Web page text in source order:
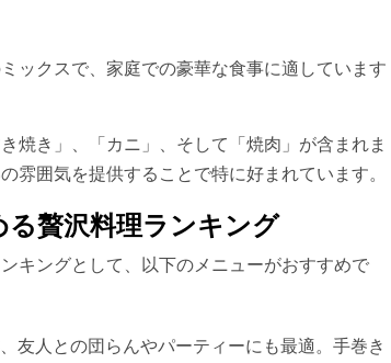
ックスで、家庭での豪華な食事に適しています​​
焼き」、「カニ」、そして「焼肉」が含まれま
雰囲気を提供することで特に好まれています​​。
贅沢料理ランキング
キングとして、以下のメニューがおすすめで
友人との団らんやパーティーにも最適。手巻き